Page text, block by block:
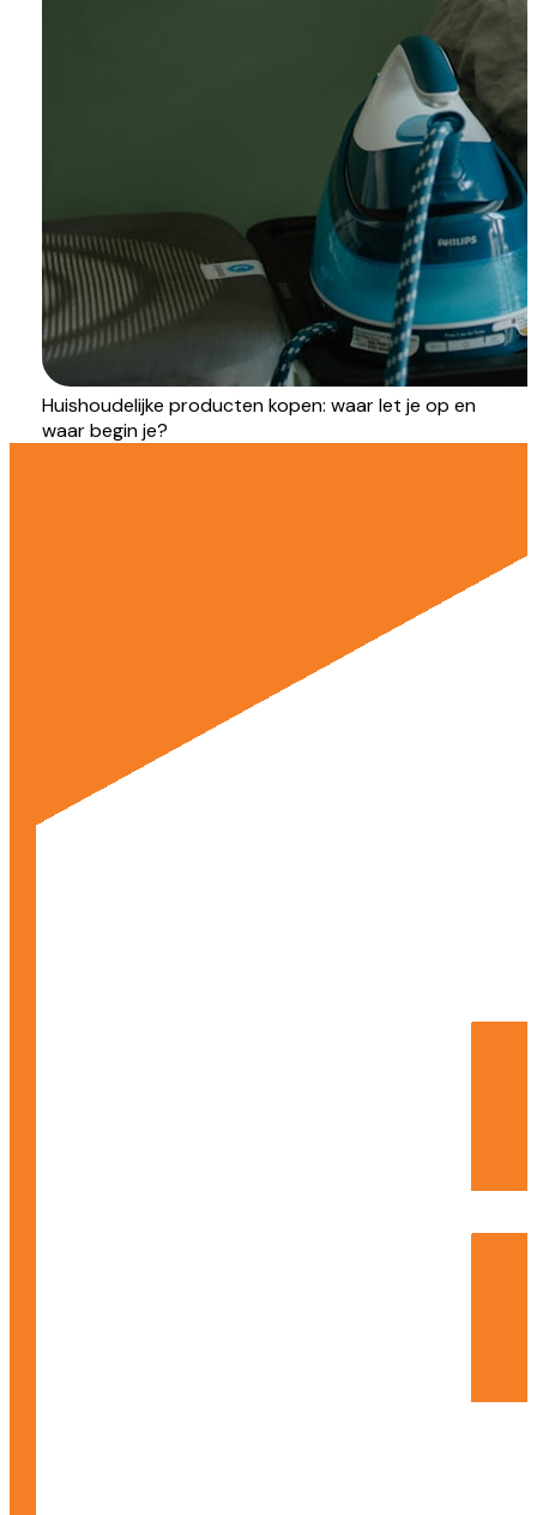
Huishoudelijke producten kopen: waar let je op en
waar begin je?